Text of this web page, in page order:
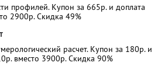
профилей. Купон за 665р. и доплата
2900р. Скидка 49%
расчет. Купон за 180р. и
вместо 3900р. Скидка 90%